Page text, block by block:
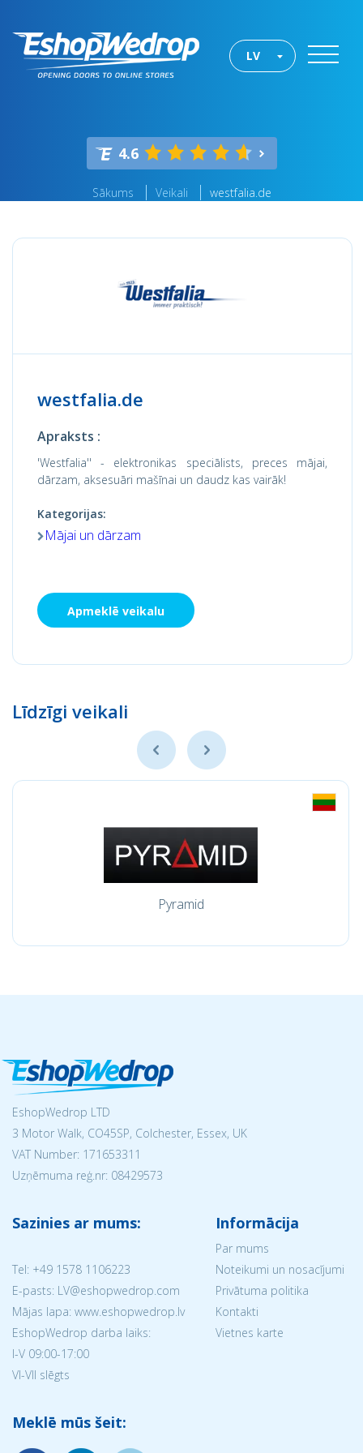
LV
4.6
Sākums Veikali westfalia.de
westfalia.de
Apraksts :
'Westfalia'' - elektronikas speciālists, preces mājai,
dārzam, aksesuāri mašīnai un daudz kas vairāk!
Kategorijas:
Mājai un dārzam
Apmeklē veikalu
Līdzīgi veikali
Pyramid
EshopWedrop LTD
3 Motor Walk, CO45SP, Colchester, Essex, UK
VAT Number: 171653311
Uzņēmuma reģ.nr: 08429573
Sazinies ar mums:
Tel: +49 1578 1106223
E-pasts: LV@eshopwedrop.com
Mājas lapa: www.eshopwedrop.lv
EshopWedrop darba laiks:
I-V 09:00-17:00
VI-VII slēgts
Informācija
Par mums
Noteikumi un nosacījumi
Privātuma politika
Kontakti
Vietnes karte
Meklē mūs šeit: